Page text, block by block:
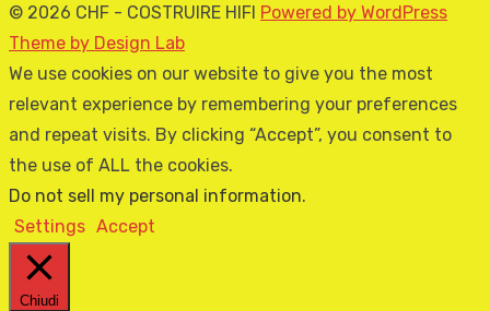
© 2026 CHF - COSTRUIRE HIFI Powered by WordPress
Theme by Design Lab
We use cookies on our website to give you the most
relevant experience by remembering your preferences
and repeat visits. By clicking “Accept”, you consent to
the use of ALL the cookies.
Do not sell my personal information.
Settings Accept
Chiudi